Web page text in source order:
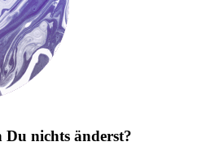
nichts änderst?